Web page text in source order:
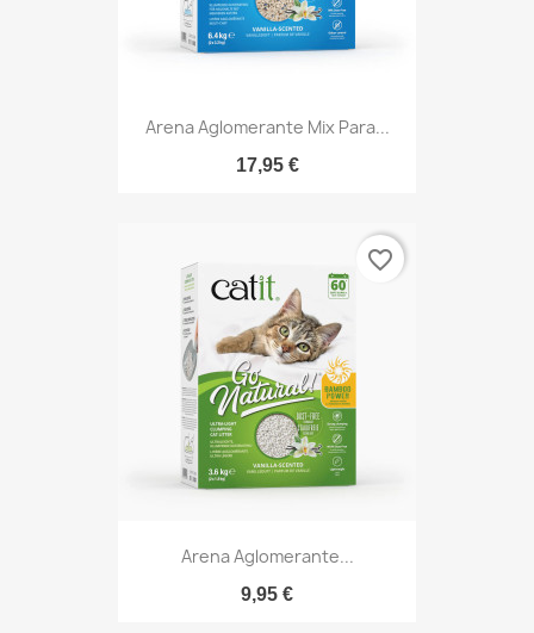
Arena Aglomerante Mix Para...
17,95 €
Arena Aglomerante...
9,95 €
favorite_border